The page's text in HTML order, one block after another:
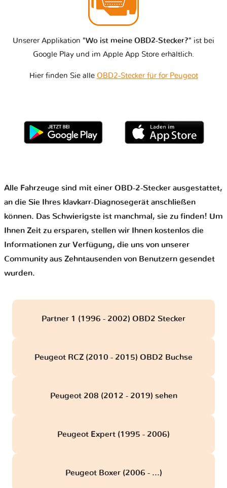
Unserer Applikation "Wo ist meine OBD2-Stecker?" ist bei
Google Play und im Apple App Store erhältlich.
Hier finden Sie alle OBD2-Stecker für for Peugeot
Alle Fahrzeuge sind mit einer OBD-2-Stecker ausgestattet,
an die Sie Ihres klavkarr-Diagnosegerät anschließen
können. Das Schwierigste ist manchmal, sie zu finden! Um
Ihnen Zeit zu ersparen, stellen wir Ihnen kostenlos die
Informationen zur Verfügung, die uns von unserer
Community aus Zehntausenden von Benutzern gesendet
wurden.
Partner 1 (1996 - 2002) OBD2 Stecker
Peugeot RCZ (2010 - 2015) OBD2 Buchse
Peugeot 208 (2012 - 2019) sehen
Peugeot Expert (1995 - 2006)
Peugeot Boxer (2006 - ...)